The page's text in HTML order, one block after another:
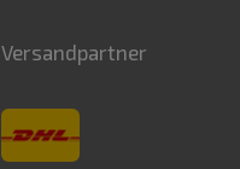
Versandpartner